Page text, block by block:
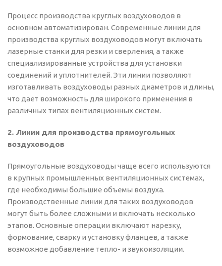
Процесс производства круглых воздуховодов в
основном автоматизирован. Современные линии для
производства круглых воздуховодов могут включать
лазерные станки для резки и сверления, а также
специализированные устройства для установки
соединений и уплотнителей. Эти линии позволяют
изготавливать воздуховоды разных диаметров и длины,
что дает возможность для широкого применения в
различных типах вентиляционных систем.
2. Линии для производства прямоугольных
воздуховодов
Прямоугольные воздуховоды чаще всего используются
в крупных промышленных вентиляционных системах,
где необходимы большие объемы воздуха.
Производственные линии для таких воздуховодов
могут быть более сложными и включать несколько
этапов. Основные операции включают нарезку,
формование, сварку и установку фланцев, а также
возможное добавление тепло- и звукоизоляции.